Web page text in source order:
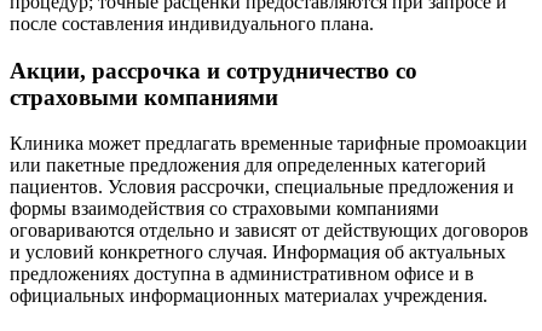
после составления индивидуального плана.
Акции, рассрочка и сотрудничество со
страховыми компаниями
Клиника может предлагать временные тарифные промоакции
или пакетные предложения для определенных категорий
пациентов. Условия рассрочки, специальные предложения и
формы взаимодействия со страховыми компаниями
оговариваются отдельно и зависят от действующих договоров
и условий конкретного случая. Информация об актуальных
предложениях доступна в административном офисе и в
официальных информационных материалах учреждения.